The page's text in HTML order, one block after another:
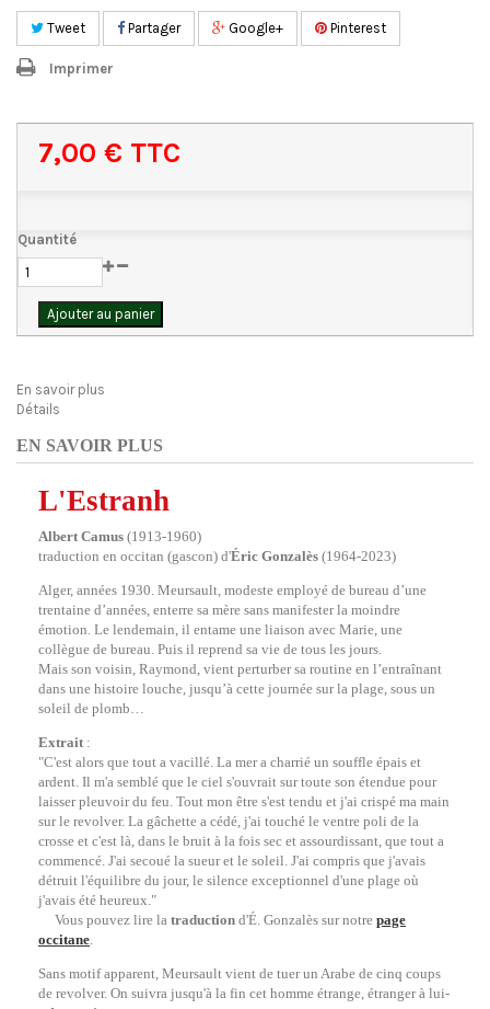
Tweet Partager Google+ Pinterest
Imprimer
7,00 € TTC
Quantité
Ajouter au panier
En savoir plus
Détails
EN SAVOIR PLUS
L'Estranh
Albert Camus (1913-1960)
traduction en occitan (gascon) d'Éric Gonzalès (1964-2023)
Alger, années 1930. Meursault, modeste employé de bureau d’une
trentaine d’années, enterre sa mère sans manifester la moindre
émotion. Le lendemain, il entame une liaison avec Marie, une
collègue de bureau. Puis il reprend sa vie de tous les jours.
Mais son voisin, Raymond, vient perturber sa routine en l’entraînant
dans une histoire louche, jusqu’à cette journée sur la plage, sous un
soleil de plomb…
Extrait :
"C'est alors que tout a vacillé. La mer a charrié un souffle épais et
ardent. Il m'a semblé que le ciel s'ouvrait sur toute son étendue pour
laisser pleuvoir du feu. Tout mon être s'est tendu et j'ai crispé ma main
sur le revolver. La gâchette a cédé, j'ai touché le ventre poli de la
crosse et c'est là, dans le bruit à la fois sec et assourdissant, que tout a
commencé. J'ai secoué la sueur et le soleil. J'ai compris que j'avais
détruit l'équilibre du jour, le silence exceptionnel d'une plage où
j'avais été heureux."
Vous pouvez lire la traduction d'É. Gonzalès sur notre page
occitane.
Sans motif apparent, Meursault vient de tuer un Arabe de cinq coups
de revolver. On suivra jusqu'à la fin cet homme étrange, étranger à lui-